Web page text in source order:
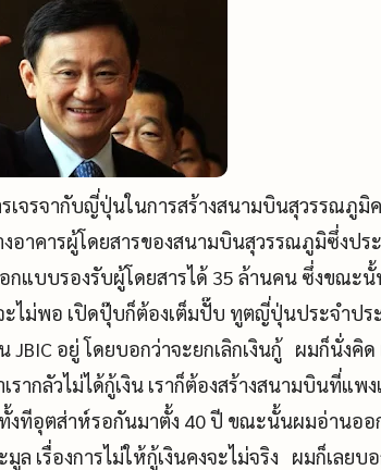
รเจรจากับญี่ปุ่นในการสร้างสนามบินสุวรรณภู
อาคารผู้โดยสารของสนามบินสุวรรณภูมิซึ่งปร
กแบบรองรับผู้โดยสารได้ 35 ล้านคน ซึ่งขณะ
ะไม่พอ เปิดปุ๊บก็ต้องเต็มปั๊บ ทูตญี่ปุ่นประจำปร
อยู่ โดยบอกว่าจะยกเลิกเงินกู้ ผมก็นั่งคิด
ากลัวไม่ได้กู้เงิน เราก็ต้องสร้างสนามบินที่แพง
ทั้งทีอุตส่าห์รอกันมาตั้ง 40 ปี ขณะนั้นผมอ่านอ
เรื่องการไม่ให้กู้เงินคงจะไม่จริง ผมก็เลยบ